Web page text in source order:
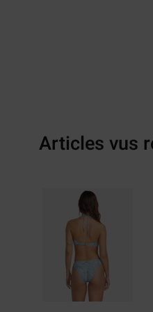
Articles vus